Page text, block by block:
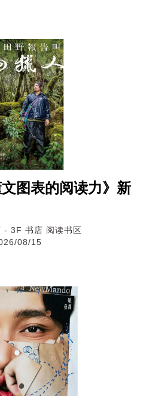
图表的阅读力》新
- 3F 书店 阅读书区
08/15